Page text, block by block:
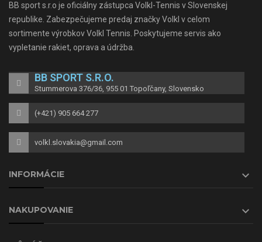
BB sport s.r.o je oficiálny zástupca Volkl-Tennis v Slovenskej
republike. Zabezpečujeme predaj značky Volkl v celom
sortimente výrobkov Volkl Tennis. Poskytujeme servis ako
vypletanie rakiet, oprava a údržba.
BB SPORT S.r.o.
Stummerova 376/36, 955 01 Topoľčany, Slovensko
(+421) 905 664 277
volkl.slovakia@gmail.com
INFORMÁCIE 
NAKUPOVANIE 